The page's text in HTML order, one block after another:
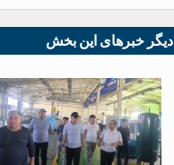
دیگر خبرهای این بخش